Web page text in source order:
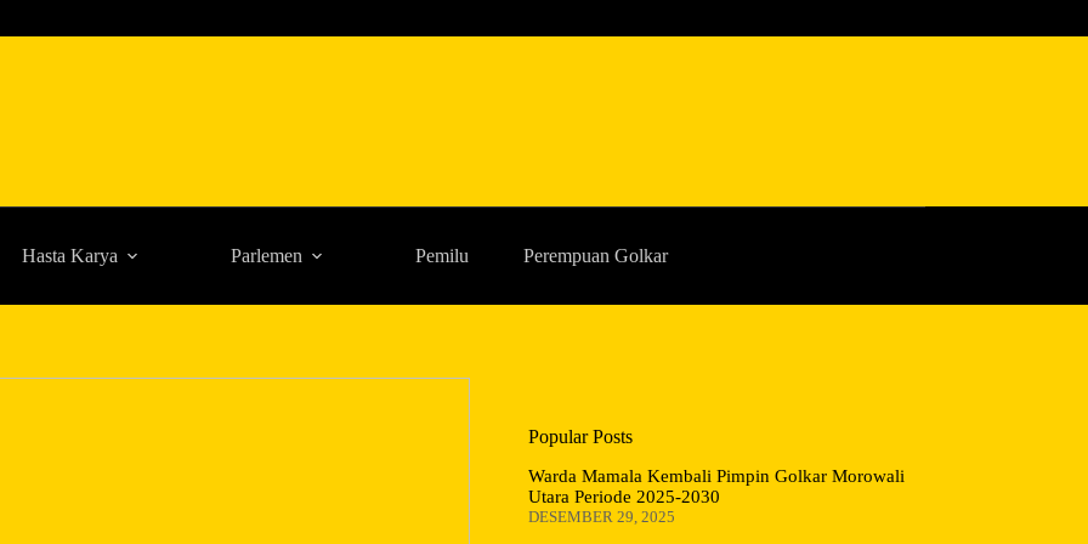
Hasta Karya Parlemen Pemilu Perempuan Golkar
Popular Posts
Warda Mamala Kembali Pimpin Golkar Morowali
Utara Periode 2025-2030
DESEMBER 29, 2025